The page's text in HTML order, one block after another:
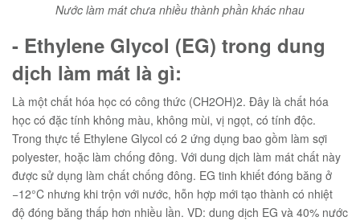
Nước làm mát chưa nhiều thành phần khác nhau
- Ethylene Glycol (EG) trong dung
dịch làm mát là gì:
Là một chất hóa học có công thức (CH2OH)2. Đây là chất hóa
học có đặc tính không màu, không mùi, vị ngọt, có tính độc.
Trong thực tế Ethylene Glycol có 2 ứng dụng bao gồm làm sợi
polyester, hoặc làm chống đông. Với dung dịch làm mát chất này
được sử dụng làm chất chống đông. EG tinh khiết đóng băng ở
−12°C nhưng khi trộn với nước, hỗn hợp mới tạo thành có nhiệt
độ đóng băng thấp hơn nhiều lần. VD: dung dịch EG và 40% nước